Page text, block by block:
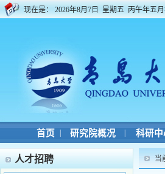
现在是： 2026年8月7日 星期五 丙午年五
首页 研究院概况 科研中
人才招聘 当